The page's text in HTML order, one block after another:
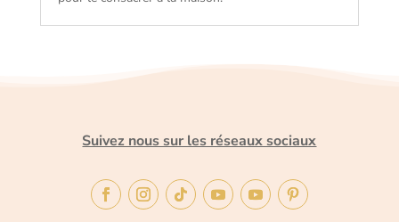
Suivez nous sur les réseaux sociaux